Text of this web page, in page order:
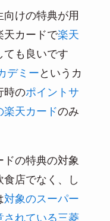
けの特典が用
天カードで楽天
ても良いです
デミー というカ
時のポイントサ
楽天カードのみ
ドの特典の対象
店でなく、し
対象のスーパー
されている三菱